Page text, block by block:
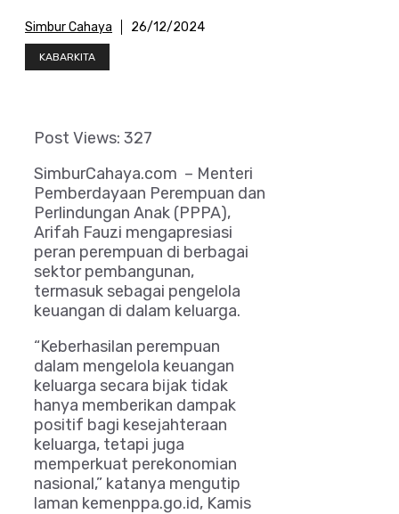
Simbur Cahaya 26/12/2024
KABARKITA
Post Views: 327
SimburCahaya.com – Menteri
Pemberdayaan Perempuan dan
Perlindungan Anak (PPPA),
Arifah Fauzi mengapresiasi
peran perempuan di berbagai
sektor pembangunan,
termasuk sebagai pengelola
keuangan di dalam keluarga.
“Keberhasilan perempuan
dalam mengelola keuangan
keluarga secara bijak tidak
hanya memberikan dampak
positif bagi kesejahteraan
keluarga, tetapi juga
memperkuat perekonomian
nasional,” katanya mengutip
laman kemenppa.go.id, Kamis